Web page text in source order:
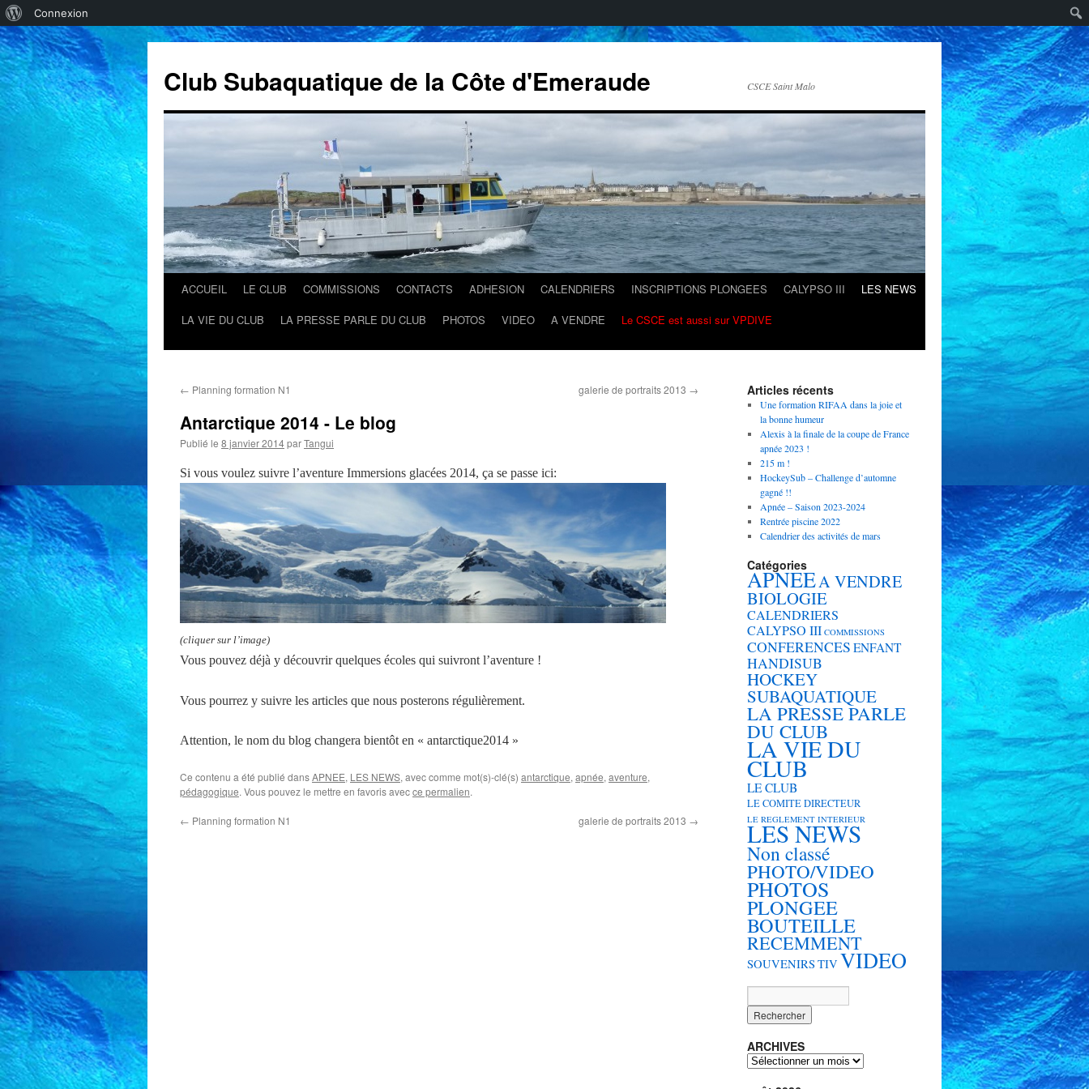
propos
de
WordPress
Connexion
Club Subaquatique de la Côte d'Emeraude CSCE Saint Malo
Aller
contenu
ACCUEIL LE CLUB COMMISSIONS CONTACTS ADHESION CALENDRIERS INSCRIPTIONS PLONGEES CALYPSO III
LES NEWS
LA VIE DU CLUB
LA PRESSE PARLE DU CLUB PHOTOS VIDEO A VENDRE Le CSCE est aussi sur VPDIVE
← Planning formation N1 galerie de portraits 2013 →
Antarctique 2014 - Le blog
Publié le 8 janvier 2014parTangui
Si vous voulez suivre l’aventure Immersions glacées 2014, ça se passe ici:
(cliquer sur l’image)
Vous pouvez déjà y découvrir quelques écoles qui suivront l’aventure !
Vous pourrez y suivre les articles que nous posterons régulièrement.
Attention, le nom du blog changera bientôt en « antarctique2014 »
Ce contenu a été publié dansAPNEE, LES NEWS, avec comme mot(s)-clé(s) antarctique, apnée, aventure,
pédagogique. Vous pouvez le mettre en favoris avecce permalien.
← Planning formation N1 galerie de portraits 2013 →
Articles récents
Une formation RIFAA dans la joie et
la bonne humeur
Alexis à la finale de la coupe de France
apnée 2023 !
215 m !
HockeySub – Challenge d’automne
gagné !!
Apnée – Saison 2023-2024
Rentrée piscine 2022
Calendrier des activités de mars
Catégories
APNEEA VENDRE
BIOLOGIE
CALENDRIERS
CALYPSO III COMMISSIONS
CONFERENCES ENFANT
HANDISUB
HOCKEY
SUBAQUATIQUE
LA PRESSE PARLE
DU CLUB
LA VIE DU
CLUB
LE CLUB
LE COMITE DIRECTEUR
LE REGLEMENT INTERIEUR
LES NEWS
Non classé
PHOTO/VIDEO
PHOTOS
PLONGEE
BOUTEILLE
RECEMMENT
SOUVENIRSTIV VIDEO
ARCHIVES
ARCHIVES